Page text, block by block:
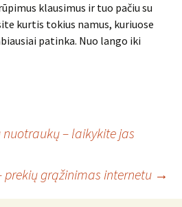
klausimus ir tuo pačiu su
kurtis tokius namus, kuriuose
patinka. Nuo lango iki
– laikykite jas
prekių grąžinimas internetu →